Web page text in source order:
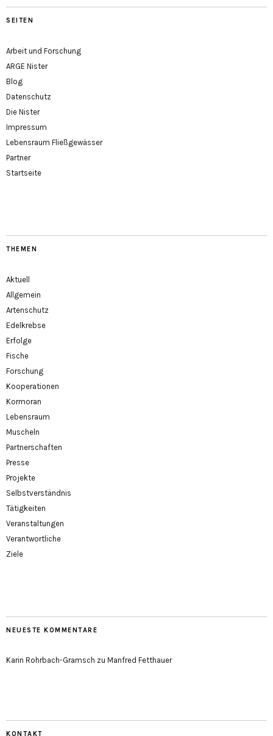
SEITEN
Arbeit und Forschung
ARGE Nister
Blog
Datenschutz
Die Nister
Impressum
Lebensraum Fließgewässer
Partner
Startseite
THEMEN
Aktuell
Allgemein
Artenschutz
Edelkrebse
Erfolge
Fische
Forschung
Kooperationen
Kormoran
Lebensraum
Muscheln
Partnerschaften
Presse
Projekte
Selbstverständnis
Tätigkeiten
Veranstaltungen
Verantwortliche
Ziele
NEUESTE KOMMENTARE
Karin Rohrbach-Gramsch zu Manfred Fetthauer
KONTAKT